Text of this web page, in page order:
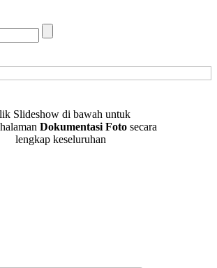
Slideshow di bawah untuk
Dokumentasi Fotosecara
lengkap keseluruhan